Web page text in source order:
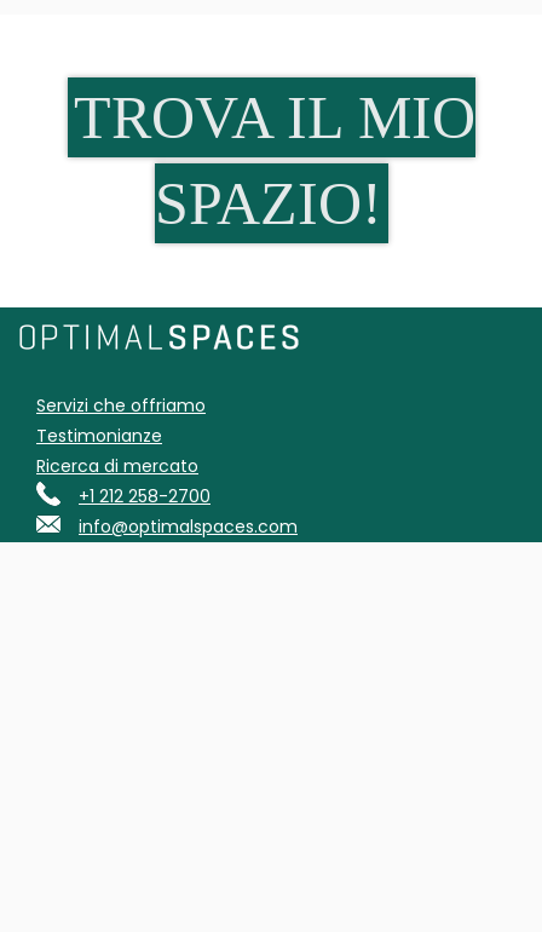
TROVA IL MIO
SPAZIO!
Servizi che offriamo
Testimonianze
Ricerca di mercato
+1 212 258-2700
info@optimalspaces.com